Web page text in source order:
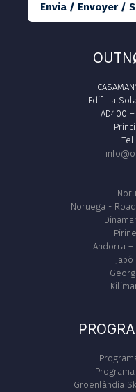
Envia / Envoyer /
Edif. La
AD400
Noruega -
Andorra –
Groenlàndia